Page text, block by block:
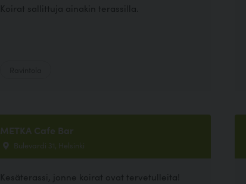
Koirat sallittuja ainakin terassilla.
METKA Cafe Bar
Bulevardi 31, Helsinki
Kesäterassi, jonne koirat ovat tervetulleita!